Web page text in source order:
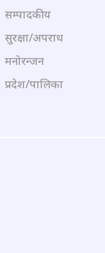
सम्पादकीय
सुरक्षा/अपराध
मनोरन्जन
प्रदेश/पालिका